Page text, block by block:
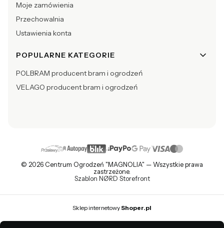
Moje zamówienia
Przechowalnia
Ustawienia konta
POPULARNE KATEGORIE
POLBRAM producent bram i ogrodzeń
VELAGO producent bram i ogrodzeń
© 2026 Centrum Ogrodzeń "MAGNOLIA" — Wszystkie prawa
zastrzeżone.
Szablon NØRD Storefront
Sklep internetowyShoper.pl